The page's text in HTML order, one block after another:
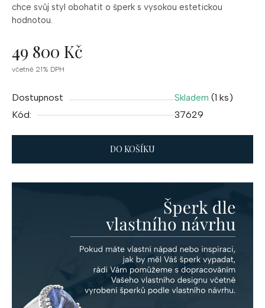
chce svůj styl obohatit o šperk s vysokou estetickou
hodnotou.
49 800 Kč
Měrná
včetně 21% DPH
Dostupnost Skladem (1 ks)
Kód:
37629
DO KOŠÍKU